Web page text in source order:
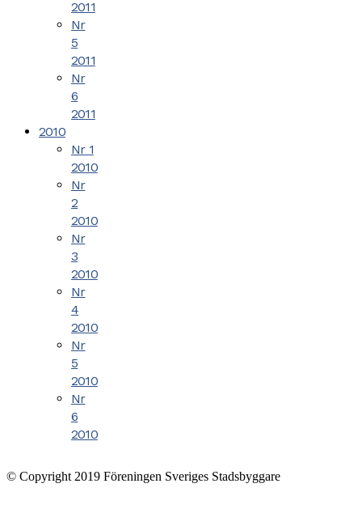
2011
Nr
5
2011
Nr
6
2011
2010
Nr 1
2010
Nr
2
2010
Nr
3
2010
Nr
4
2010
Nr
5
2010
Nr
6
2010
© Copyright 2019 Föreningen Sveriges Stadsbyggare